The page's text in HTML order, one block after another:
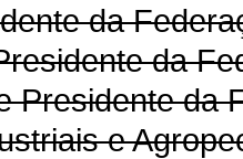
da
da
Presidente da
e